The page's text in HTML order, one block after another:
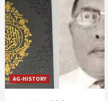
AG-HISTORY